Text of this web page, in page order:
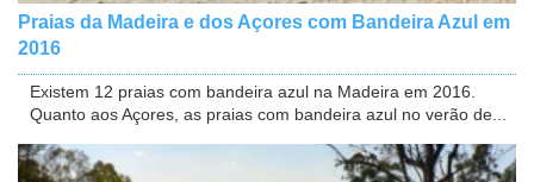
Praias da Madeira e dos Açores com Bandeira Azul em
2016
Existem 12 praias com bandeira azul na Madeira em 2016.
Quanto aos Açores, as praias com bandeira azul no verão de...